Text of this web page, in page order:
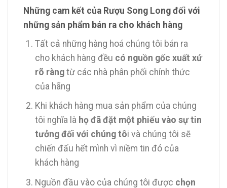
Những cam kết của Rượu Song Long đối với
những sản phẩm bán ra cho khách hàng
Tất cả những hàng hoá chúng tôi bán ra
cho khách hàng đều có nguồn gốc xuất xứ
rõ ràngtừ các nhà phân phối chính thức
của hãng
Khi khách hàng mua sản phẩm của chúng
tôi nghĩa làhọ đã đặt một phiếu vào sự tin
tưởng đối với chúng tôi và chúng tôi sẽ
chiến đấu hết mình vì niềm tin đó của
khách hàng
Nguồn đầu vào của chúng tôi được chọn